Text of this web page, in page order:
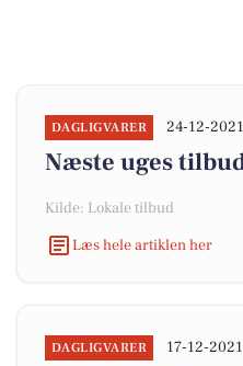
DAGLIGVARER 24-12-
Næste uges
Kilde: Lokale tilbud
Læs hele artiklen her
DAGLIGVARER 17-12-